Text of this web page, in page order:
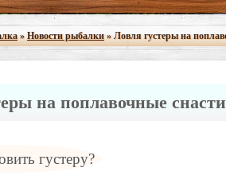
»Новости рыбалки» Ловля густеры на
на поплавочные
густеру?